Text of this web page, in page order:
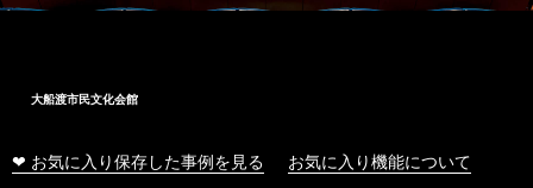
大船渡市民文化会館
❤ お気に入り保存した事例を見る お気に入り機能について